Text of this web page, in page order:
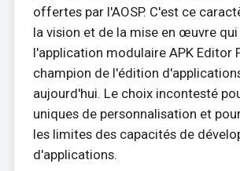
offertes par l'AOSP. C'est ce
la vision et de la mise en œuvre
l'application modulaire APK Editor
champion de l'édition
aujourd'hui. Le choix incontesté
uniques de personnalisation et
les limites des capacités de
d'applications.